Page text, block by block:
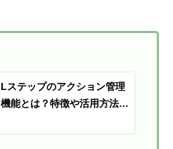
Lステップのアクション管理
機能とは？特徴や活用方法を